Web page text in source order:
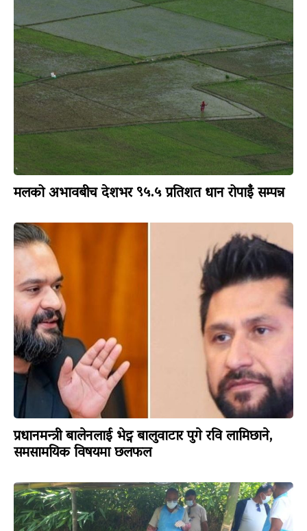
मलको अभावबीच देशभर ९५.५ प्रतिशत धान रोपाइँ सम्पन्न
प्रधानमन्त्री बालेनलाई भेट्न बालुवाटार पुगे रवि लामिछाने,
समसामयिक विषयमा छलफल